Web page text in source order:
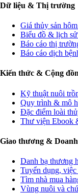
Dữ liệu & Thị trường
Giá thủy sản
Biểu đồ & lịch
Báo cáo thị
Báo cáo dịch
Kiến thức & Cộng
Kỹ thuật nuôi
Quy trình & mô
Đặc điểm loài
Thư viện Ebook
Giao thương &
Danh bạ thương
Tuyển dụng, việc
Tìm nhà mua
Vùng nuôi và